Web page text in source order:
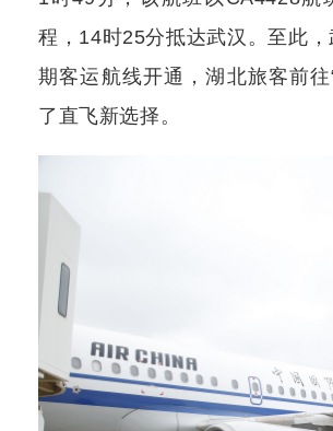
程，14时25分抵达武汉。至此，
期客运航线开通，湖北旅客前往
了直飞新选择。